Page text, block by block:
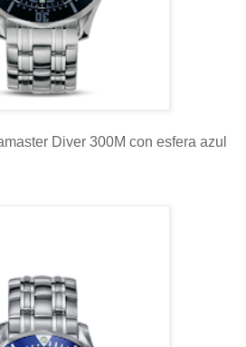
Diver 300M con esfera azul